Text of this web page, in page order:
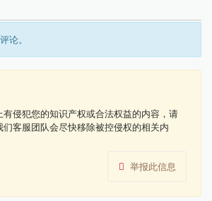
论。
侵犯您的知识产权或合法权益的内容，请
们客服团队会尽快移除被控侵权的相关内
举报此信息